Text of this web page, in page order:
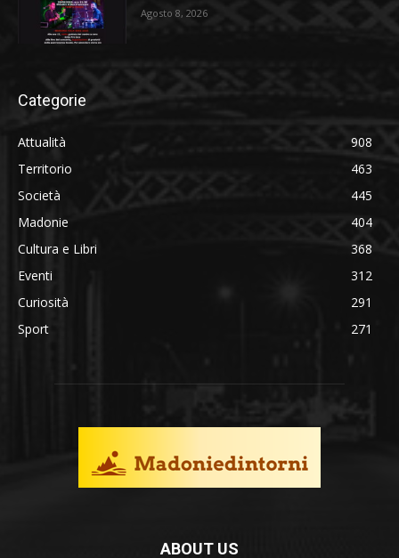
Agosto 8, 2026
Categorie
Attualità
908
Territorio
463
Società
445
Madonie
404
Cultura e Libri
368
Eventi
312
Curiosità
291
Sport
271
ABOUT US